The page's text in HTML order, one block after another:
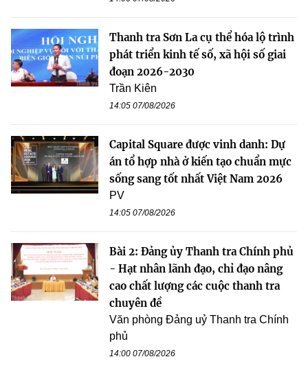
Thanh tra Sơn La cụ thể hóa lộ trình
phát triển kinh tế số, xã hội số giai
đoạn 2026-2030
Trần Kiên
14:05 07/08/2026
Capital Square được vinh danh: Dự
án tổ hợp nhà ở kiến tạo chuẩn mực
sống sang tốt nhất Việt Nam 2026
PV
14:05 07/08/2026
Bài 2: Đảng ủy Thanh tra Chính phủ
- Hạt nhân lãnh đạo, chỉ đạo nâng
cao chất lượng các cuộc thanh tra
chuyên đề
Văn phòng Đảng uỷ Thanh tra Chính
phủ
14:00 07/08/2026